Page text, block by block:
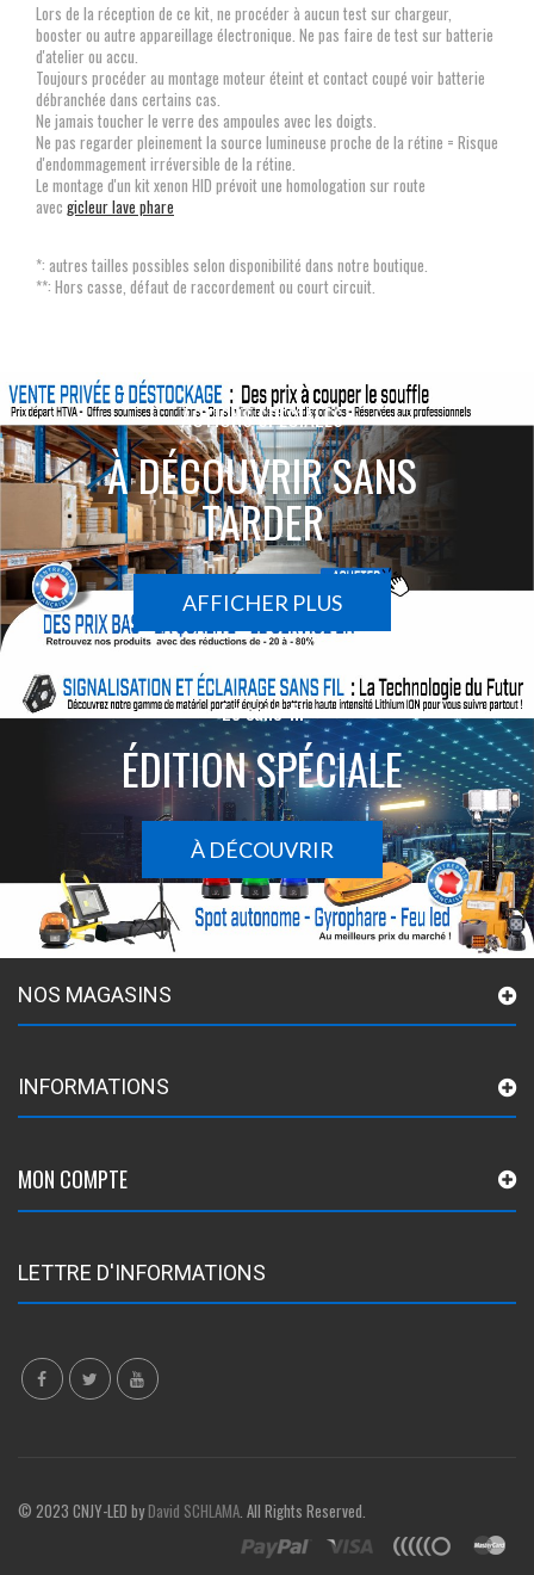
Lors de la réception de ce kit, ne procéder à aucun test sur chargeur,
booster ou autre appareillage électronique. Ne pas faire de test sur batterie
d'atelier ou accu.
Toujours procéder au montage moteur éteint et contact coupé voir batterie
débranchée dans certains cas.
Ne jamais toucher le verre des ampoules avec les doigts.
Ne pas regarder pleinement la source lumineuse proche de la rétine = Risque
d'endommagement irréversible de la rétine.
Le montage d'un kit xenon HID prévoit une homologation sur route
avec gicleur lave phare
*: autres tailles possibles selon disponibilité dans notre boutique.
**: Hors casse, défaut de raccordement ou court circuit.
ACTIONS SPÉCIALES
À DÉCOUVRIR SANS
TARDER
AFFICHER PLUS
Le sans-fil
ÉDITION SPÉCIALE
À DÉCOUVRIR
NOS MAGASINS
INFORMATIONS
MON COMPTE
LETTRE D'INFORMATIONS
© 2023 CNJY-LED byDavid SCHLAMA. All Rights Reserved.